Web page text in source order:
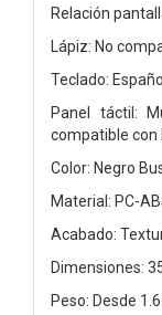
Relación
Lápiz: No
Teclado:
Panel táctil:
compatible con
Color: Negro
Material: PC-
Acabado:
Dimensiones:
Peso: Desde